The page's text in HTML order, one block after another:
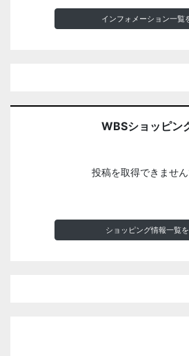
インフォメーション一覧
WBSショッピン
投稿を取得できませ
ショッピング情報一覧